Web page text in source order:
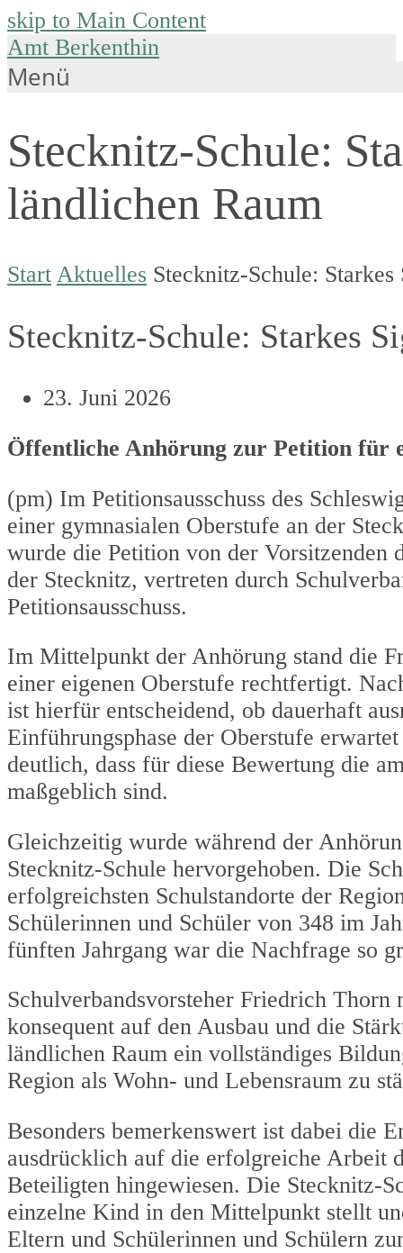
skip to Main Content
Amt Berkenthin
Menü
Stecknitz-Schule:
ländlichen Raum
Start Aktuelles Stecknitz-Schule:
Stecknitz-Schule: Starkes
23. Juni 2026
Öffentliche Anhörung zur Petition für
(pm) Im Petitionsausschuss des
einer gymnasialen Oberstufe an der
wurde die Petition von der Vorsitzenden
der Stecknitz, vertreten durch
Petitionsausschuss.
Im Mittelpunkt der Anhörung stand die
einer eigenen Oberstufe rechtfertigt.
ist hierfür entscheidend, ob dauerhaft
Einführungsphase der Oberstufe
deutlich, dass für diese Bewertung die
maßgeblich sind.
Gleichzeitig wurde während der
Stecknitz-Schule hervorgehoben. Die
erfolgreichsten Schulstandorte der
Schülerinnen und Schüler von 348 im
fünften Jahrgang war die Nachfrage so
Schulverbandsvorsteher Friedrich Thorn
konsequent auf den Ausbau und die
ländlichen Raum ein vollständiges
Region als Wohn- und Lebensraum zu
Besonders bemerkenswert ist dabei die
ausdrücklich auf die erfolgreiche Arbeit
Beteiligten hingewiesen. Die Stecknitz-
einzelne Kind in den Mittelpunkt stellt
Eltern und Schülerinnen und Schülern